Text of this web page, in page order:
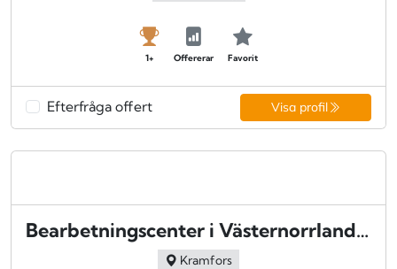
1+ Offererar Favorit
Efterfråga offert Visa profil
Bearbetningscenter i Västernorrland AB - Kramfors
Kramfors